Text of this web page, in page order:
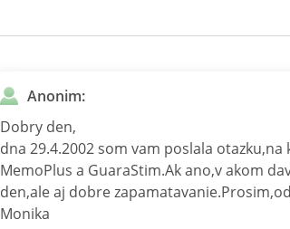
Anonim:
Dobry den,
dna 29.4.2002 som vam poslala
MemoPlus a GuaraStim.Ak ano,v akom
den,ale aj dobre
Monika